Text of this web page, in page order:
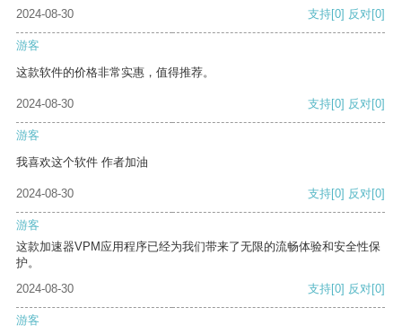
2024-08-30 支持[0] 反对[0]
游客
这款软件的价格非常实惠，值得推荐。
2024-08-30 支持[0] 反对[0]
游客
我喜欢这个软件 作者加油
2024-08-30 支持[0] 反对[0]
游客
这款加速器VPM应用程序已经为我们带来了无限的流畅体验和安全性保
护。
2024-08-30
支持[0] 反对[0]
游客